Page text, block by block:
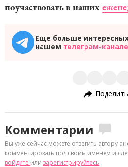
поучаствовать в наших
Еще больше
нашем телеграм-канале
Комментарии
Вы уже сейчас можете ответить автору
комментировать под своим именем и
войдите или зарегистрируйтесь